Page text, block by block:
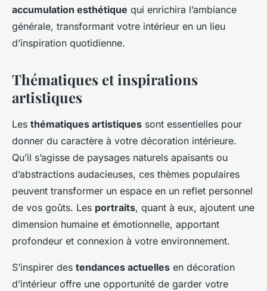
accumulation esthétique qui enrichira l’ambiance
générale, transformant votre intérieur en un lieu
d’inspiration quotidienne.
Thématiques et inspirations
artistiques
Les thématiques artistiques sont essentielles pour
donner du caractère à votre décoration intérieure.
Qu’il s’agisse de paysages naturels apaisants ou
d’abstractions audacieuses, ces thèmes populaires
peuvent transformer un espace en un reflet personnel
de vos goûts. Les portraits, quant à eux, ajoutent une
dimension humaine et émotionnelle, apportant
profondeur et connexion à votre environnement.
S’inspirer des tendances actuelles en décoration
d’intérieur offre une opportunité de garder votre